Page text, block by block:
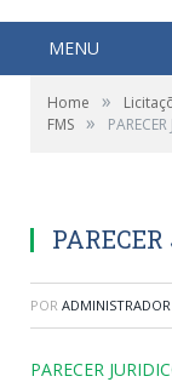
MENU
Home »
FMS »
POR ADMINISTRADOR
PARECER